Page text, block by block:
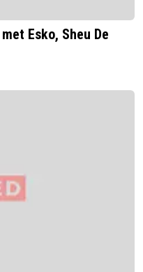
Esko, Sheu De